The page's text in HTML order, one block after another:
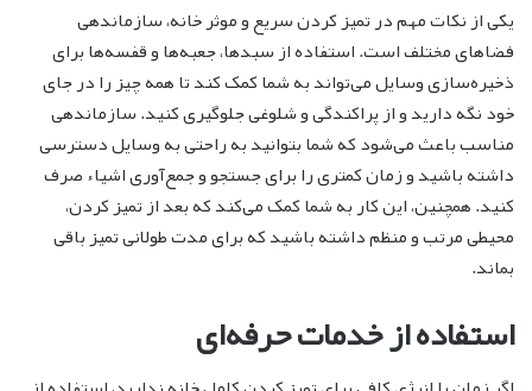
یکی از نکات مهم در تمیز کردن سریع و موثر خانه، سازماندهی
فضاهای مختلف است. استفاده از سبدها، جعبه‌ها و قفسه‌ها برای
ذخیره‌سازی وسایل می‌تواند به شما کمک کند تا همه چیز را در جای
خود نگه دارید و از پراکندگی و شلوغی جلوگیری کنید. سازماندهی
مناسب باعث می‌شود که شما بتوانید به راحتی به وسایل دسترسی
داشته باشید و زمان کمتری را برای جستجو و جمع‌آوری اشیاء صرف
کنید. همچنین، این کار به شما کمک می‌کند که بعد از تمیز کردن،
محیطی مرتب و منظم داشته باشید که برای مدت طولانی تمیز باقی
بماند.
استفاده از خدمات حرفه‌ای